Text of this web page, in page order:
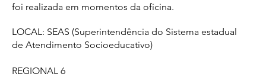
foi realizada em momentos da oficina.
LOCAL: SEAS (Superintendência do Sistema estadual
de Atendimento Socioeducativo)
REGIONAL 6